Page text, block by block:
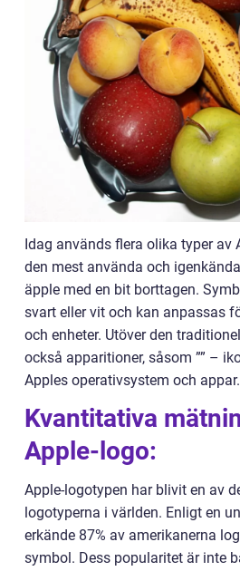
Idag används flera olika typer av
den mest använda och
äpple med en bit borttagen.
svart eller vit och kan anpassas
och enheter. Utöver den
också apparitioner, såsom ”” –
Apples operativsystem och appar.
Kvantitativa
Apple-logo:
Apple-logotypen har blivit en av
logotyperna i världen. Enligt en
erkände 87% av amerikanerna
symbol. Dess popularitet är inte